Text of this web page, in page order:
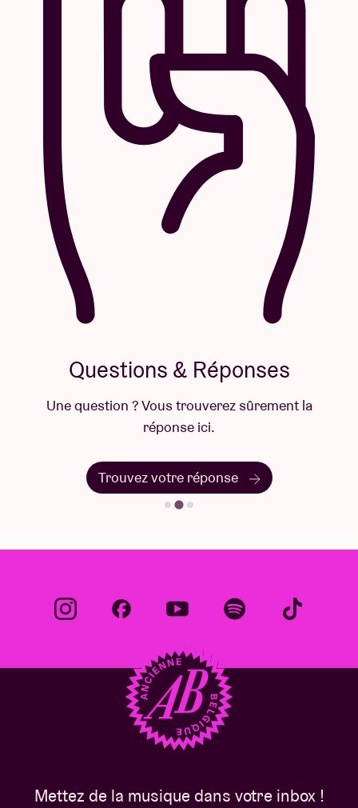
Questions & Réponses
Une question ? Vous trouverez sûrement la
réponse ici.
Trouvez votre réponse
Mettez de la musique dans votre inbox !